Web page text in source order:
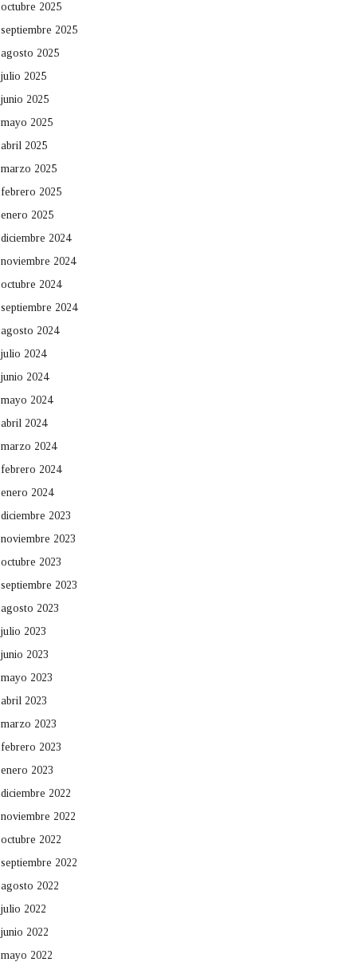
octubre 2025
septiembre 2025
agosto 2025
julio 2025
junio 2025
mayo 2025
abril 2025
marzo 2025
febrero 2025
enero 2025
diciembre 2024
noviembre 2024
octubre 2024
septiembre 2024
agosto 2024
julio 2024
junio 2024
mayo 2024
abril 2024
marzo 2024
febrero 2024
enero 2024
diciembre 2023
noviembre 2023
octubre 2023
septiembre 2023
agosto 2023
julio 2023
junio 2023
mayo 2023
abril 2023
marzo 2023
febrero 2023
enero 2023
diciembre 2022
noviembre 2022
octubre 2022
septiembre 2022
agosto 2022
julio 2022
junio 2022
mayo 2022